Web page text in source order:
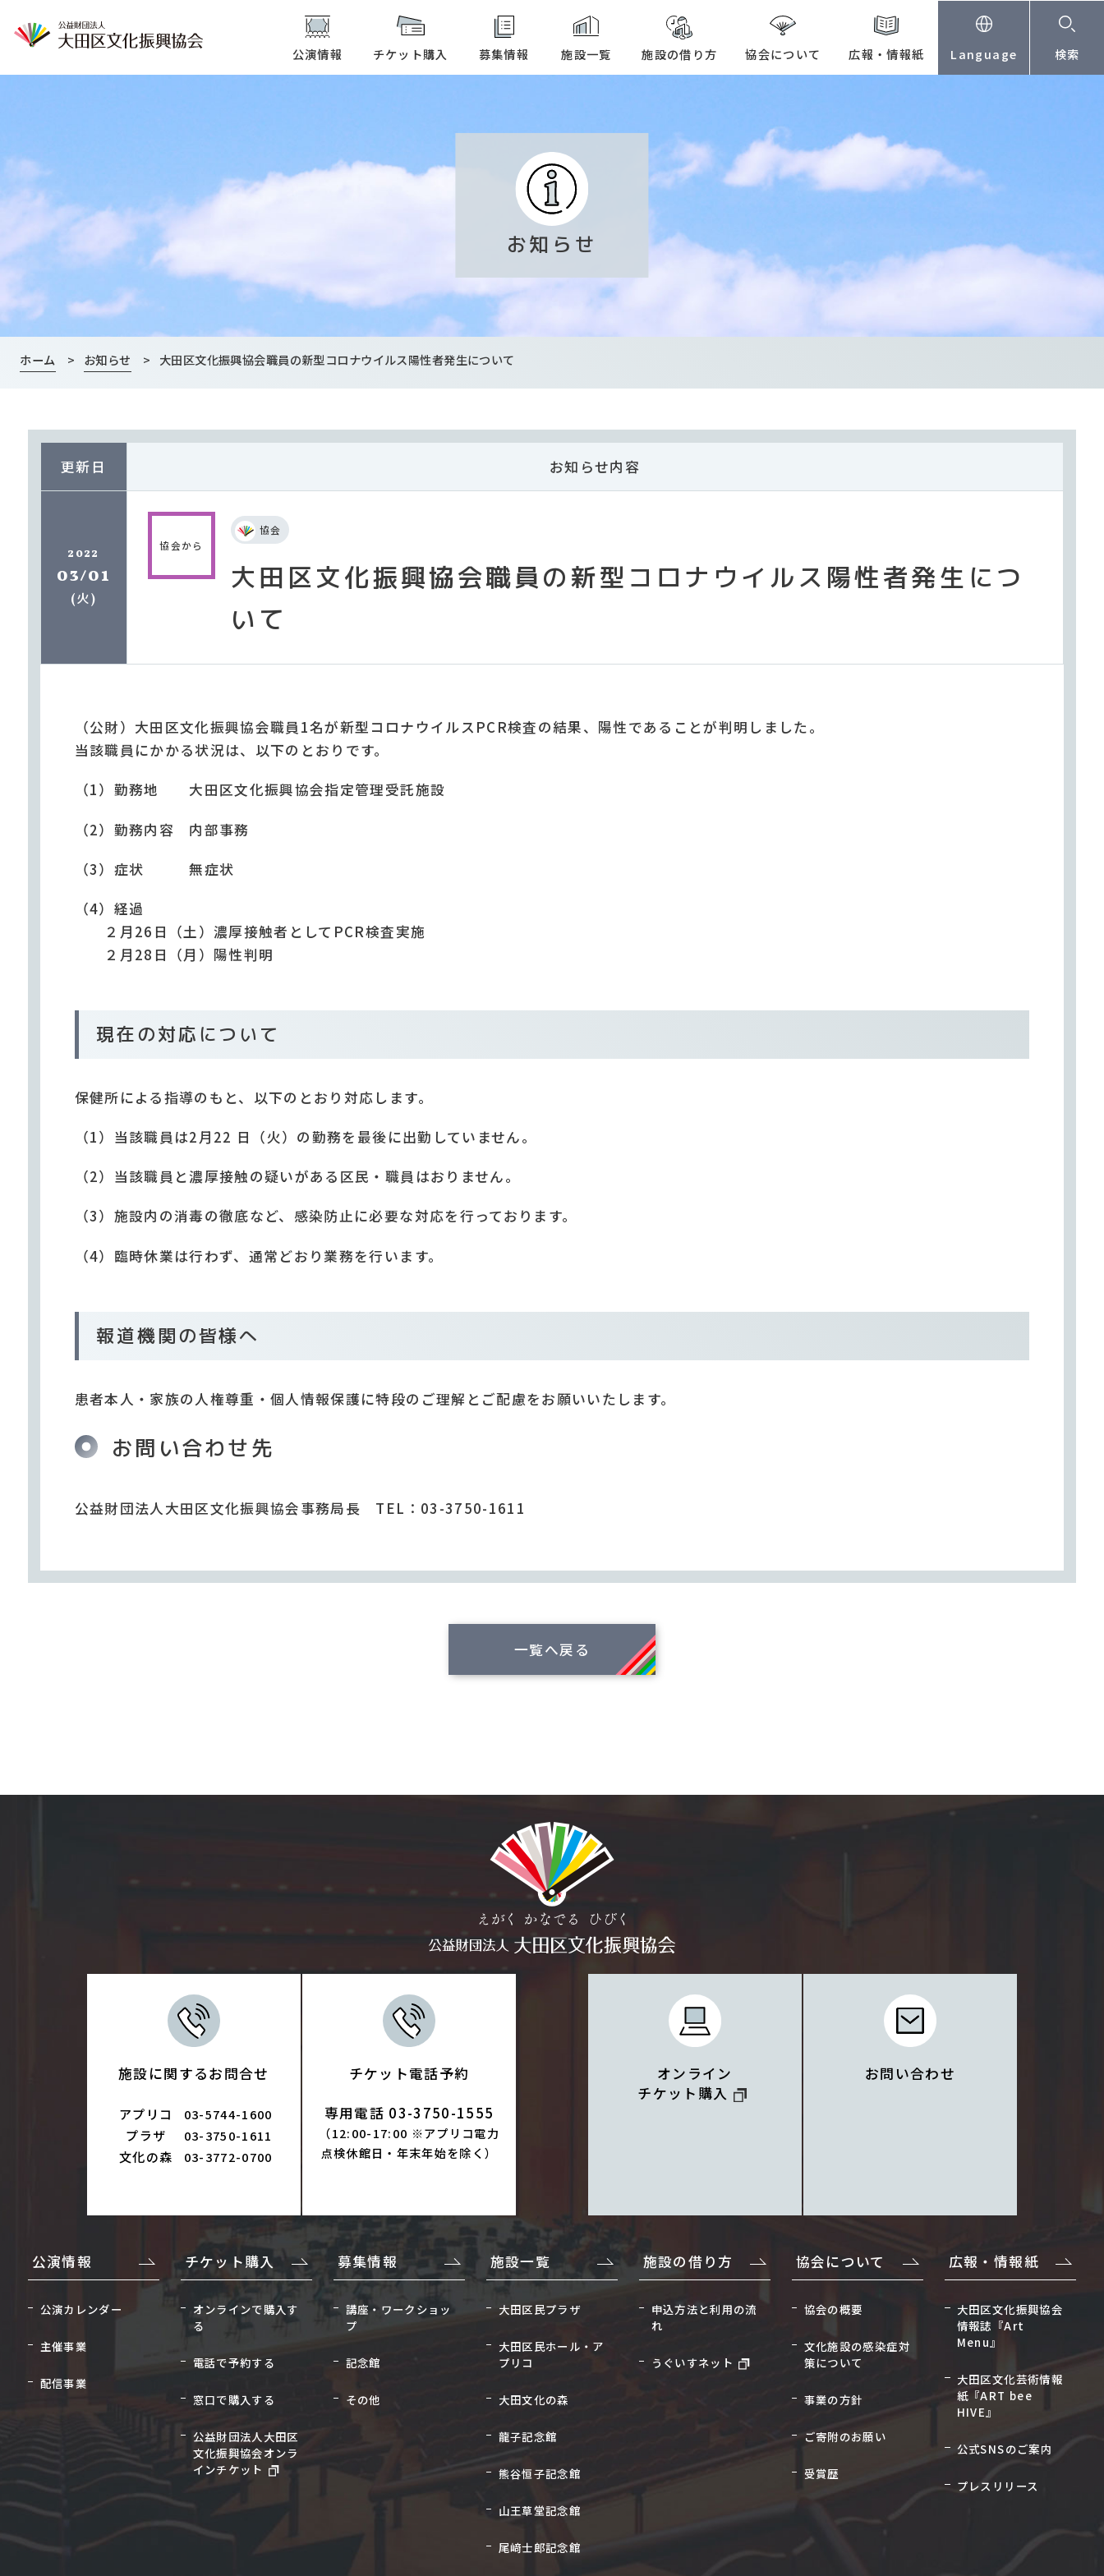
本文へ
公演情報 チケット購入 募集情報 施設一覧 施設の借り方 協会について 広報・情報紙 Language 検索
お知らせ
ホーム > お知らせ > 大田区文化振興協会職員の新型コロナウイルス陽性者発生について
更新日 お知らせ内容
2022
03/01
(火)
協会から
協会
大田区文化振興協会職員の新型コロナウイルス陽性者発生につ
いて
（公財）大田区文化振興協会職員1名が新型コロナウイルスPCR検査の結果、陽性であることが判明しました。
当該職員にかかる状況は、以下のとおりです。
（1）勤務地 大田区文化振興協会指定管理受託施設
（2）勤務内容 内部事務
（3）症状 無症状
（4）経過
２月26日（土）濃厚接触者としてPCR検査実施
２月28日（月）陽性判明
現在の対応について
保健所による指導のもと、以下のとおり対応します。
（1）当該職員は2月22 日（火）の勤務を最後に出勤していません。
（2）当該職員と濃厚接触の疑いがある区民・職員はおりません。
（3）施設内の消毒の徹底など、感染防止に必要な対応を行っております。
（4）臨時休業は行わず、通常どおり業務を行います。
報道機関の皆様へ
患者本人・家族の人権尊重・個人情報保護に特段のご理解とご配慮をお願いいたします。
お問い合わせ先
公益財団法人大田区文化振興協会事務局長 TEL：03-3750-1611
一覧へ戻る
施設に関するお問合せ
アプリコ 03-5744-1600
プラザ 03-3750-1611
文化の森 03-3772-0700
チケット電話予約
専用電話 03-3750-1555
（12:00-17:00 ※アプリコ電力
点検休館日・年末年始を除く）
オンライン
チケット購入
お問い合わせ
公演情報
公演カレンダー
主催事業
配信事業
チケット購入
オンラインで購入す
る
電話で予約する
窓口で購入する
公益財団法人大田区
文化振興協会オンラ
インチケット
募集情報
講座・ワークショッ
プ
記念館
その他
施設一覧
大田区民プラザ
大田区民ホール・ア
プリコ
大田文化の森
龍子記念館
熊谷恒子記念館
山王草堂記念館
尾﨑士郎記念館
施設の借り方
申込方法と利用の流
れ
うぐいすネット
協会について
協会の概要
文化施設の感染症対
策について
事業の方針
ご寄附のお願い
受賞歴
広報・情報紙
大田区文化振興協会
情報誌『Art
Menu』
大田区文化芸術情報
紙『ART bee
HIVE』
公式SNSのご案内
プレスリリース